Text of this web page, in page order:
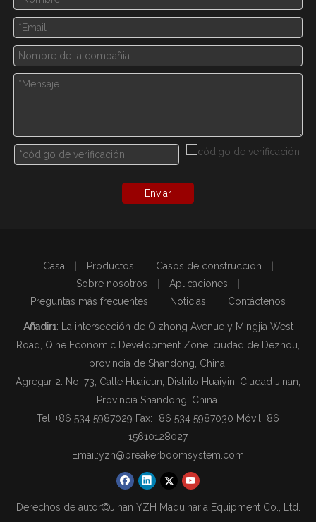
Enviar
Casa Productos Casos de construcción
Sobre nosotros
Aplicaciones
Preguntas más frecuentes
Noticias Contáctenos
Añadir1: La intersección de Qizhong Avenue y Mingjia West
Road, Qihe Economic Development Zone, ciudad de Dezhou,
provincia de Shandong, China.
Agregar 2: No. 73, Calle Huaicun, Distrito Huaiyin, Ciudad Jinan,
Provincia Shandong, China.
Tel: +86 534 5987029 Fax: +86 534 5987030 Móvil:+86
15610128027
Email:yzh@breakerboomsystem.com
Derechos de autorJinan YZH Maquinaria Equipment Co., Ltd.